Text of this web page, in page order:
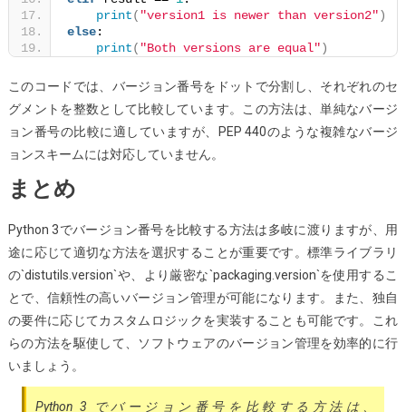
print( "version1 is newer than version2")
else:
print( "Both versions are equal")
このコードでは、バージョン番号をドットで分割し、それぞれのセ
グメントを整数として比較しています。この方法は、単純なバージ
ョン番号の比較に適していますが、PEP 440のような複雑なバージ
ョンスキームには対応していません。
まとめ
Python 3でバージョン番号を比較する方法は多岐に渡りますが、用
途に応じて適切な方法を選択することが重要です。標準ライブラリ
の`distutils.version`や、より厳密な`packaging.version`を使用するこ
とで、信頼性の高いバージョン管理が可能になります。また、独自
の要件に応じてカスタムロジックを実装することも可能です。これ
らの方法を駆使して、ソフトウェアのバージョン管理を効率的に行
いましょう。
Python 3 でバージョン番号を比較する方法は、